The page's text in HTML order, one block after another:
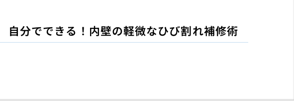
自分でできる！内壁の軽微なひび割れ補修術